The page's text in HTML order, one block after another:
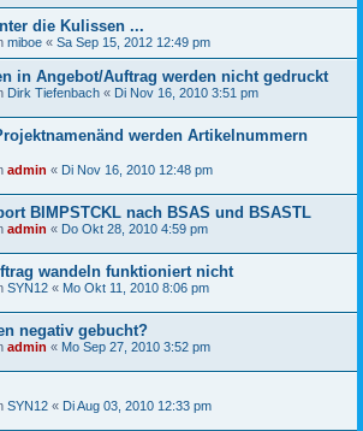
die Kulissen ...
miboe « Sa Sep 15, 2012 12:49 pm
in Angebot/Auftrag werden nicht gedruckt
Dirk Tiefenbach « Di Nov 16, 2010 3:51 pm
werden Artikelnummern
admin « Di Nov 16, 2010 12:48 pm
BIMPSTCKL nach BSAS und BSASTL
admin « Do Okt 28, 2010 4:59 pm
wandeln funktioniert nicht
SYN12 « Mo Okt 11, 2010 8:06 pm
negativ gebucht?
admin « Mo Sep 27, 2010 3:52 pm
SYN12 « Di Aug 03, 2010 12:33 pm